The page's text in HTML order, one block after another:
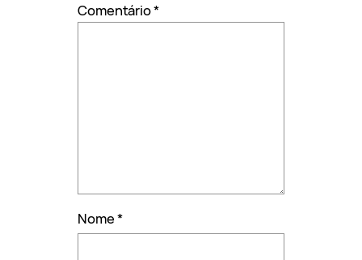
Comentário*
Nome*